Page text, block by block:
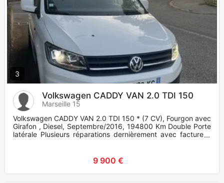
3
Volkswagen CADDY VAN 2.0 TDI 150
Marseille 15
Volkswagen CADDY VAN 2.0 TDI 150 * (7 CV), Fourgon avec
Girafon , Diesel, Septembre/2016, 194800 Km Double Porte
latérale Plusieurs réparations dernièrement avec facture à
l'appu
9 900 €